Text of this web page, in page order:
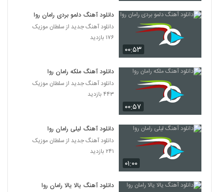
۰۰:۵۳
دانلود آهنگ دلمو بردی رامان روا
دانلود آهنگ جدید از سلطان موزیک
۱۷۶ بازدید
۰۰:۵۷
دانلود آهنگ ملکه رامان روا
دانلود آهنگ جدید از سلطان موزیک
۴۴۳ بازدید
۰۱:۰۰
دانلود آهنگ لیلی رامان روا
دانلود آهنگ جدید از سلطان موزیک
۲۴۱ بازدید
دانلود آهنگ یالا یالا رامان روا